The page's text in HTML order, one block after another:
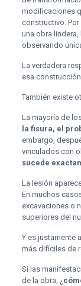
modificaciones
constructivo.
una obra
observando
La verdadera
esa
También existe
La mayoría de
la fisura, el
embargo,
vinculados con
sucede
La lesión
En muchos
excavaciones o
superiores del
Y es justamente
más difíciles de
Si las
de la obra, ¿